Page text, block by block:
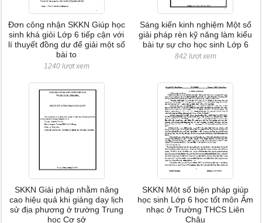
Đơn công nhận SKKN Giúp học
sinh khá giỏi Lớp 6 tiếp cận với
lí thuyết đồng dư để giải một số
bài to
1240 lượt xem
Sáng kiến kinh nghiệm Một số
giải pháp rèn kỹ năng làm kiểu
bài tự sự cho học sinh Lớp 6
842 lượt xem
SKKN Giải pháp nhằm nâng
cao hiệu quả khi giảng dạy lịch
sử địa phương ở trường Trung
học Cơ sở
SKKN Một số biện pháp giúp
học sinh Lớp 6 học tốt môn Âm
nhạc ở Trường THCS Liên
Châu